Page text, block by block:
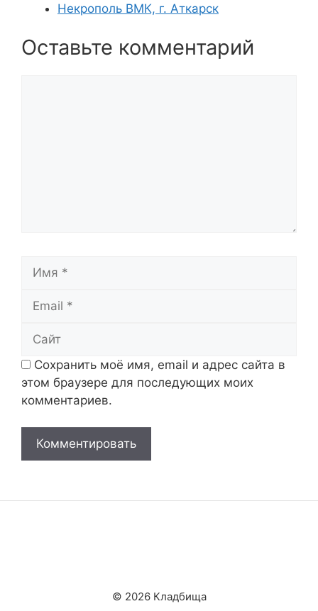
Некрополь ВМК, г. Аткарск
Оставьте комментарий
Сохранить моё имя, email и адрес сайта в
этом браузере для последующих моих
комментариев.
© 2026 Кладбища